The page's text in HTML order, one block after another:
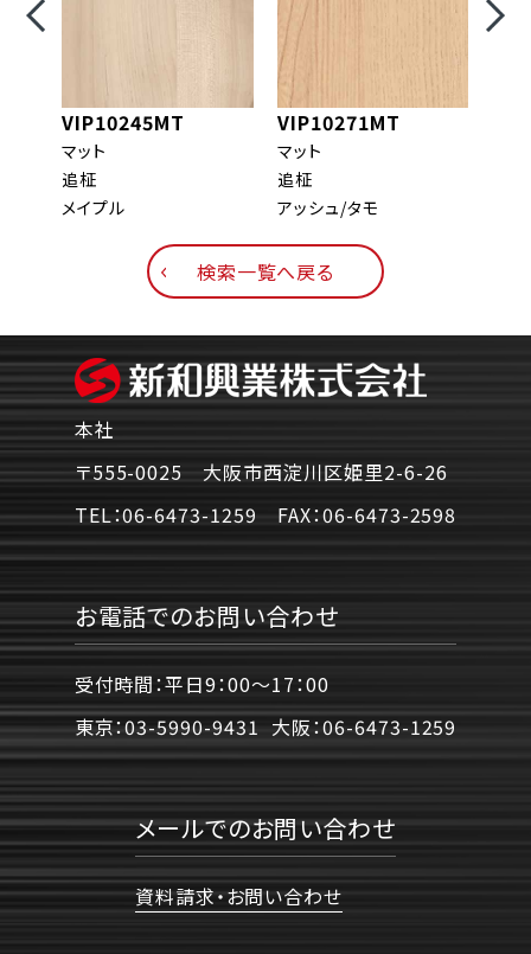
VIP10245MT
マット
追柾
メイプル
VIP10271MT
マット
追柾
アッシュ/タモ
検索一覧へ戻る
本社
〒555-0025 大阪市西淀川区姫里2-6-26
TEL：06-6473-1259 FAX：06-6473-2598
お電話でのお問い合わせ
受付時間：平日9：00〜17：00
東京：03-5990-9431 大阪：06-6473-1259
メールでのお問い合わせ
資料請求・お問い合わせ